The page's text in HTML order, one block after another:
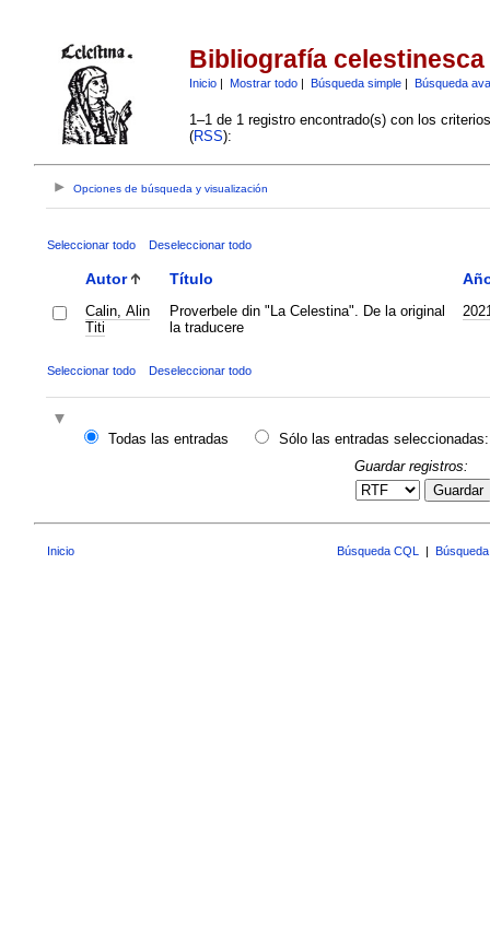
Bibliografía celestinesca
Inicio| Mostrar todo| Búsqueda simple| Búsqueda
1–1 de 1 registro encontrado(s) con los
(RSS):
Opciones de búsqueda y visualización
Seleccionar todo Deseleccionar todo
Autor Título
Calin, Alin
Titi
Proverbele din "La Celestina". De la original
la traducere
Seleccionar todo Deseleccionar todo
Todas las entradas
Sólo las entradas seleccionadas:
Guardar registros:
Guardar
Inicio Búsqueda CQL